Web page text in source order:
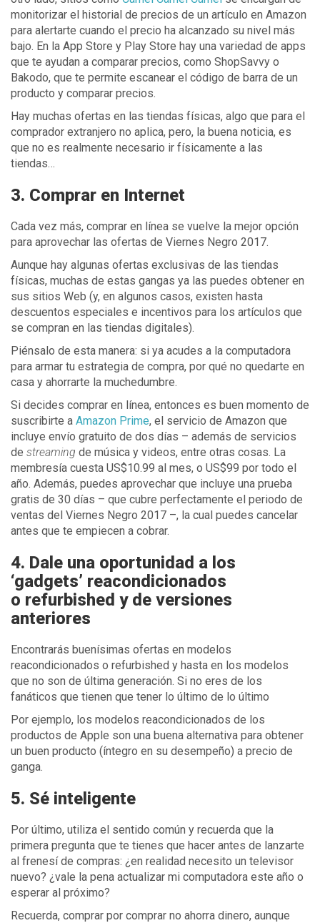
monitorizar el historial de precios de un artículo en Amazon
para alertarte cuando el precio ha alcanzado su nivel más
bajo. En la App Store y Play Store hay una variedad de apps
que te ayudan a comparar precios, como ShopSavvy o
Bakodo, que te permite escanear el código de barra de un
producto y comparar precios.
Hay muchas ofertas en las tiendas físicas, algo que para el
comprador extranjero no aplica, pero, la buena noticia, es
que no es realmente necesario ir físicamente a las
tiendas…
3. Comprar en Internet
Cada vez más, comprar en línea se vuelve la mejor opción
para aprovechar las ofertas de Viernes Negro 2017.
Aunque hay algunas ofertas exclusivas de las tiendas
físicas, muchas de estas gangas ya las puedes obtener en
sus sitios Web (y, en algunos casos, existen hasta
descuentos especiales e incentivos para los artículos que
se compran en las tiendas digitales).
Piénsalo de esta manera: si ya acudes a la computadora
para armar tu estrategia de compra, por qué no quedarte en
casa y ahorrarte la muchedumbre.
Si decides comprar en línea, entonces es buen momento de
suscribirte a Amazon Prime, el servicio de Amazon que
incluye envío gratuito de dos días – además de servicios
de streaming de música y videos, entre otras cosas. La
membresía cuesta US$10.99 al mes, o US$99 por todo el
año. Además, puedes aprovechar que incluye una prueba
gratis de 30 días – que cubre perfectamente el periodo de
ventas del Viernes Negro 2017 –, la cual puedes cancelar
antes que te empiecen a cobrar.
4. Dale una oportunidad a los
‘gadgets’ reacondicionados
o refurbished y de versiones
anteriores
Encontrarás buenísimas ofertas en modelos
reacondicionados o refurbished y hasta en los modelos
que no son de última generación. Si no eres de los
fanáticos que tienen que tener lo último de lo último
Por ejemplo, los modelos reacondicionados de los
productos de Apple son una buena alternativa para obtener
un buen producto (íntegro en su desempeño) a precio de
ganga.
5. Sé inteligente
Por último, utiliza el sentido común y recuerda que la
primera pregunta que te tienes que hacer antes de lanzarte
al frenesí de compras: ¿en realidad necesito un televisor
nuevo? ¿vale la pena actualizar mi computadora este año o
esperar al próximo?
Recuerda, comprar por comprar no ahorra dinero, aunque